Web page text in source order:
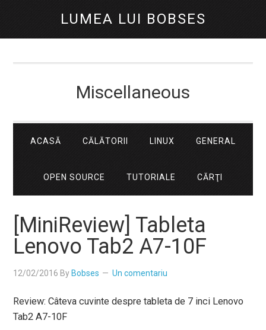
LUMEA LUI BOBSES
Miscellaneous
ACASĂ CĂLĂTORII LINUX GENERAL
OPEN SOURCE TUTORIALE CĂRŢI
[MiniReview] Tableta
Lenovo Tab2 A7-10F
12/02/2016 By Bobses Un comentariu
Review: Câteva cuvinte despre tableta de 7 inci Lenovo
Tab2 A7-10F